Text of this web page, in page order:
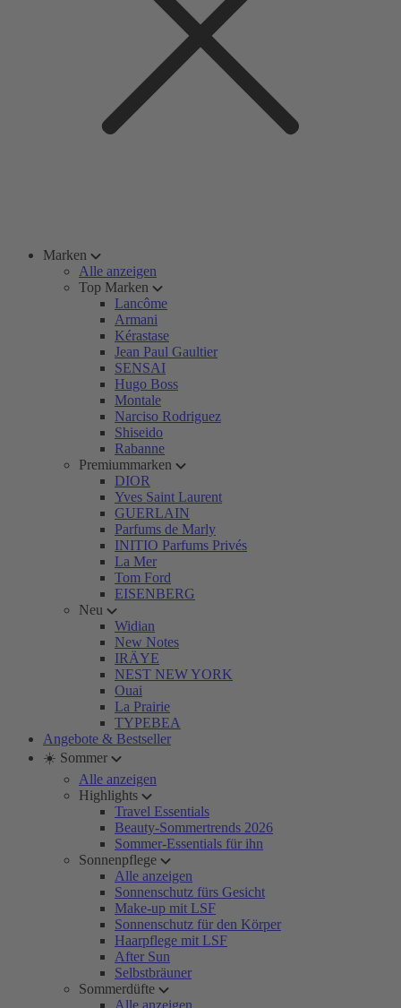
Marken
Alle anzeigen
Top Marken
Lancôme
Armani
Kérastase
Jean Paul Gaultier
SENSAI
Hugo Boss
Montale
Narciso Rodriguez
Shiseido
Rabanne
Premiummarken
DIOR
Yves Saint Laurent
GUERLAIN
Parfums de Marly
INITIO Parfums Privés
La Mer
Tom Ford
EISENBERG
Neu
Widian
New Notes
IRÄYE
NEST NEW YORK
Ouai
La Prairie
TYPEBEA
Angebote & Bestseller
☀️ Sommer
Alle anzeigen
Highlights
Travel Essentials
Beauty-Sommertrends 2026
Sommer-Essentials für ihn
Sonnenpflege
Alle anzeigen
Sonnenschutz fürs Gesicht
Make-up mit LSF
Sonnenschutz für den Körper
Haarpflege mit LSF
After Sun
Selbstbräuner
Sommerdüfte
Alle anzeigen